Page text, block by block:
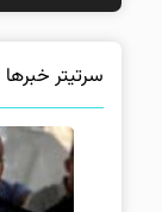
سرتیتر خبرها